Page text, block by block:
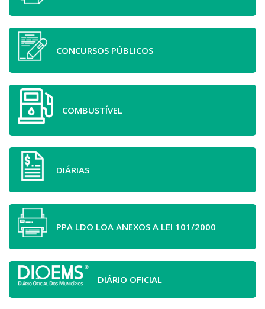
CONCURSOS PÚBLICOS
COMBUSTÍVEL
DIÁRIAS
PPA LDO LOA ANEXOS A LEI 101/2000
DIÁRIO OFICIAL